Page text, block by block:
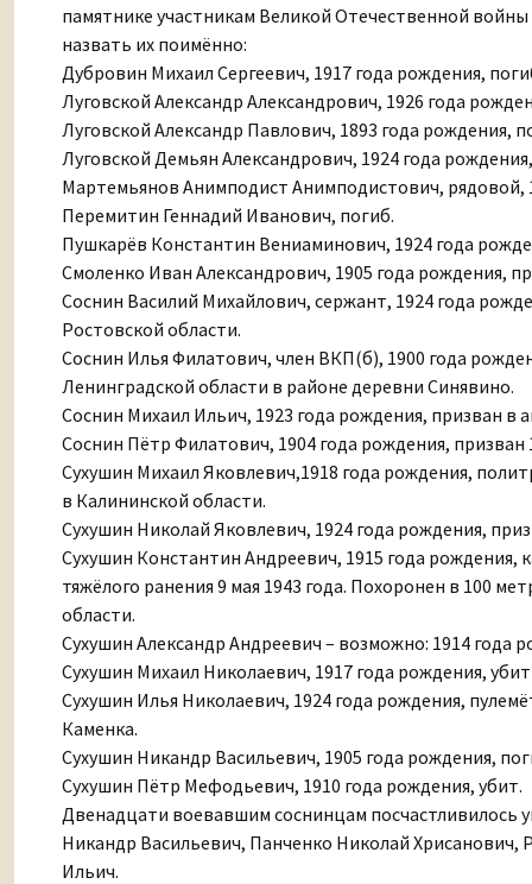
памятнике участникам Великой Отечественной
назвать их поимённо:
Дубровин Михаил Сергеевич, 1917 года рождения,
Луговской Александр Александрович, 1926 года
Луговской Александр Павлович, 1893 года рождения,
Луговской Демьян Александрович, 1924 года
Мартемьянов Анимподист Анимподистович, рядовой,
Перемитин Геннадий Иванович, погиб.
Пушкарёв Константин Вениаминович, 1924 года
Смоленко Иван Александрович, 1905 года рождения,
Соснин Василий Михайлович, сержант, 1924 года
Ростовской области.
Соснин Илья Филатович, член ВКП(б), 1900 года
Ленинградской области в районе деревни Синявино.
Соснин Михаил Ильич, 1923 года рождения, призван в
Соснин Пётр Филатович, 1904 года рождения, призван
Сухушин Михаил Яковлевич,1918 года рождения,
в Калининской области.
Сухушин Николай Яковлевич, 1924 года рождения,
Сухушин Константин Андреевич, 1915 года рождения,
тяжёлого ранения 9 мая 1943 года. Похоронен в 100
области.
Сухушин Александр Андреевич – возможно: 1914 года
Сухушин Михаил Николаевич, 1917 года рождения, убит
Сухушин Илья Николаевич, 1924 года рождения,
Каменка.
Сухушин Никандр Васильевич, 1905 года рождения,
Сухушин Пётр Мефодьевич, 1910 года рождения, убит.
Двенадцати воевавшим соснинцам посчастливилось
Никандр Васильевич, Панченко Николай
Ильич.